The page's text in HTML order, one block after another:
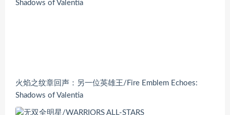
火焰之纹章回声：另一位英雄王/Fire Emblem Echoes:
Shadows of Valentia